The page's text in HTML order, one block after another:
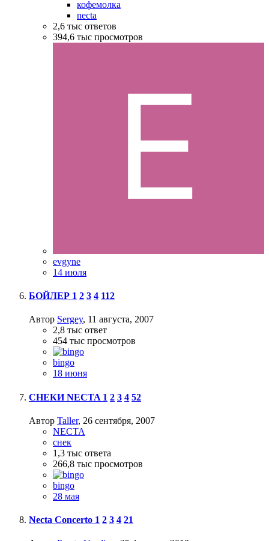
кофемолка
necta
2,6 тыс ответов
394,6 тыс просмотров
evgyne
14 июля
БОЙЛЕР 1 2 3 4 112
Автор Sergey, 11 августа, 2007
2,8 тыс ответ
454 тыс просмотров
bingo
18 июня
СНЕКИ NECTA 1 2 3 4 52
Автор Taller, 26 сентября, 2007
NECTA
снек
1,3 тыс ответа
266,8 тыс просмотров
bingo
28 мая
Necta Concerto 1 2 3 4 21